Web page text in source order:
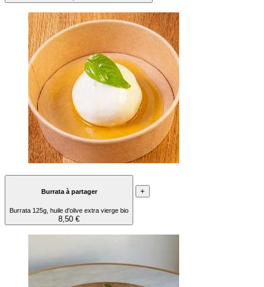
Burrata à partager
Burrata 125g, huile d'olive extra vierge bio
8,50 €
+